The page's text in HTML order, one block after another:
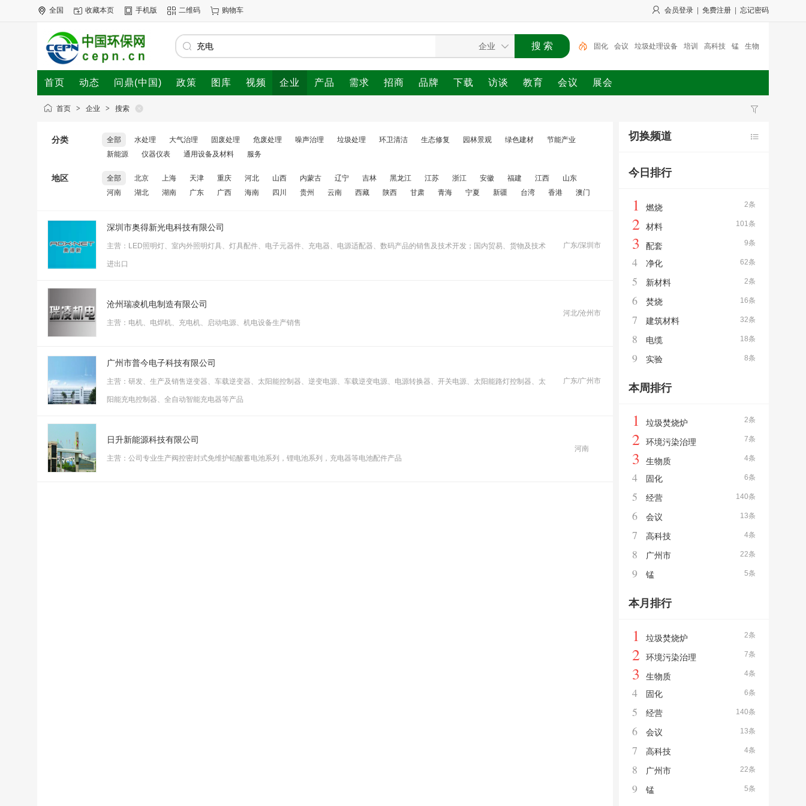
会员登录 免费注册 忘记密码
全国 收藏本页 手机版 二维码 购物车
固化 会议 垃圾处理设备 培训 高科技 锰 生物
质 经营 广州市 环境污染治理
首页 动态 问鼎(中国) 政策 图库 视频 企业 产品 需求 招商 品牌 下载 访谈 教育 会议 展会
首页 > 企业 > 搜索
分类 全部 水处理 大气治理 固废处理 危废处理 噪声治理 垃圾处理 环卫清洁 生态修复 园林景观 绿色建材
节能产业
新能源
仪器仪表 通用设备及材料 服务
地区 全部 北京 上海 天津 重庆 河北 山西 内蒙古 辽宁 吉林 黑龙江 江苏 浙江 安徽 福建 江西
山东
河南
湖北 湖南 广东 广西 海南 四川 贵州 云南 西藏 陕西 甘肃 青海 宁夏 新疆 台湾 香港 澳门
深圳市奥得新光电科技有限公司
主营：LED照明灯、室内外照明灯具、灯具配件、电子元器件、充电器、电源适配器、数码产品的销售及技术开发；国内贸易、货物及技术
进出口
广东/深圳市
沧州瑞凌机电制造有限公司
主营：电机、电焊机、充电机、启动电源、机电设备生产销售
河北/沧州市
广州市普今电子科技有限公司
主营：研发、生产及销售逆变器、车载逆变器、太阳能控制器、逆变电源、车载逆变电源、电源转换器、开关电源、太阳能路灯控制器、太
阳能充电控制器、全自动智能充电器等产品
广东/广州市
日升新能源科技有限公司
主营：公司专业生产阀控密封式免维护铅酸蓄电池系列，锂电池系列，充电器等电池配件产品
河南
切换频道
今日排行
2条
1 燃烧
101条
2 材料
9条
3 配套
62条
4 净化
2条
5 新材料
16条
6 焚烧
32条
7 建筑材料
18条
8 电缆
8条
9 实验
本周排行
2条
1 垃圾焚烧炉
7条
2 环境污染治理
4条
3 生物质
6条
4 固化
140条
5 经营
13条
6 会议
4条
7 高科技
22条
8 广州市
5条
9 锰
本月排行
2条
1 垃圾焚烧炉
7条
2 环境污染治理
4条
3 生物质
6条
4 固化
140条
5 经营
13条
6 会议
4条
7 高科技
22条
8 广州市
5条
9 锰